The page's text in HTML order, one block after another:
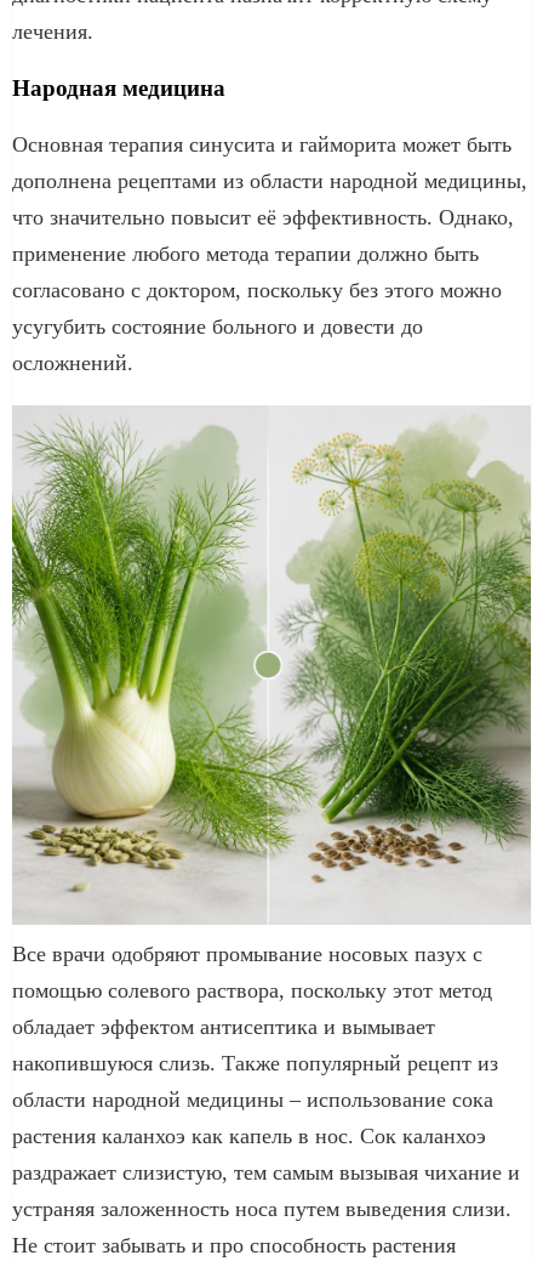
лечения.
Народная медицина
Основная терапия синусита и гайморита может быть
дополнена рецептами из области народной медицины,
что значительно повысит её эффективность. Однако,
применение любого метода терапии должно быть
согласовано с доктором, поскольку без этого можно
усугубить состояние больного и довести до
осложнений.
Все врачи одобряют промывание носовых пазух с
помощью солевого раствора, поскольку этот метод
обладает эффектом антисептика и вымывает
накопившуюся слизь. Также популярный рецепт из
области народной медицины – использование сока
растения каланхоэ как капель в нос. Сок каланхоэ
раздражает слизистую, тем самым вызывая чихание и
устраняя заложенность носа путем выведения слизи.
Не стоит забывать и про способность растения